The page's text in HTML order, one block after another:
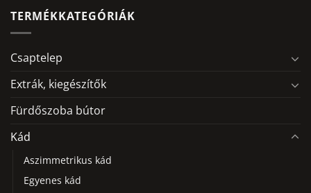
TERMÉKKATEGÓRIÁK
Csaptelep
Extrák, kiegészítők
Fürdőszoba bútor
Kád
Aszimmetrikus kád
Egyenes kád